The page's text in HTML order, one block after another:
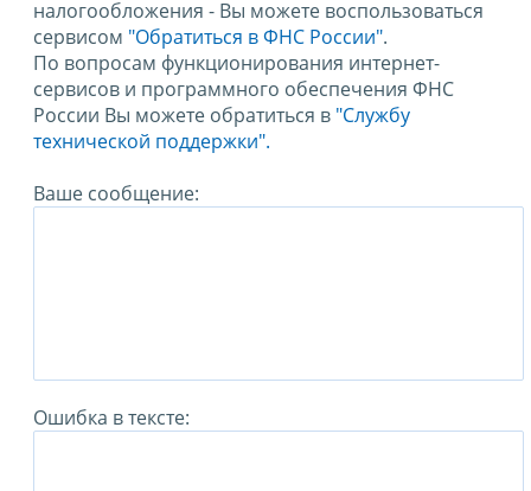
налогообложения - Вы можете воспользоваться
сервисом "Обратиться в ФНС России".
По вопросам функционирования интернет-
сервисов и программного обеспечения ФНС
России Вы можете обратиться в "Службу
технической поддержки".
Ваше сообщение:
Ошибка в тексте: